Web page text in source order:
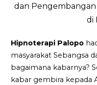
dan Pengembangan
di
Hipnoterapi Palopo
masyarakat Sebangsa
bagaimana kabarnya?
kabar gembira kepada